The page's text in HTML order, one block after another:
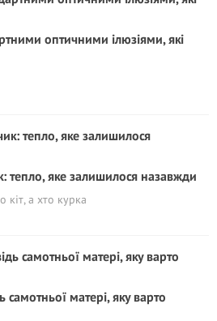
оптичними ілюзіями, які
тепло, яке залишилося назавжди
кіт, а хто курка
матері, яку варто